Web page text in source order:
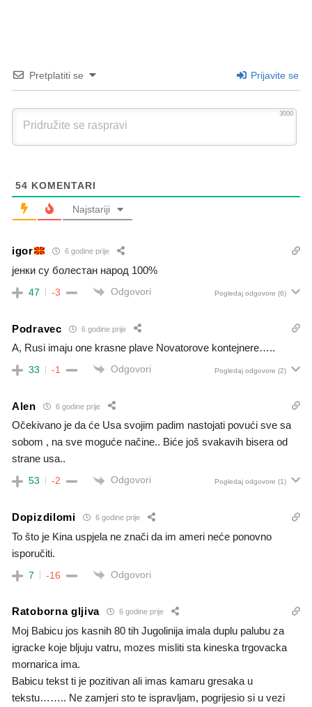
Pretplatiti se Prijavite se
3000
54 KOMENTARI
Najstariji
igor 6 godine prije
јенки су болестан народ 100%
47 -3 Odgovori Pogledaj odgovore (6)
Podravec 6 godine prije
A, Rusi imaju one krasne plave Novatorove kontejnere…..
33 -1 Odgovori Pogledaj odgovore (2)
Alen 6 godine prije
Očekivano je da će Usa svojim padim nastojati povući sve sa
sobom , na sve moguće načine.. Biće još svakavih bisera od
strane usa..
53 -2 Odgovori Pogledaj odgovore (1)
Dopizdilomi 6 godine prije
To što je Kina uspjela ne znači da im ameri neće ponovno
isporučiti.
7 -16 Odgovori
Ratoborna gljiva 6 godine prije
Moj Babicu jos kasnih 80 tih Jugolinija imala duplu palubu za
igracke koje bljuju vatru, mozes misliti sta kineska trgovacka
mornarica ima.
Babicu tekst ti je pozitivan ali imas kamaru gresaka u
tekstu…….. Ne zamjeri sto te ispravljam, pogrijesio si u vezi